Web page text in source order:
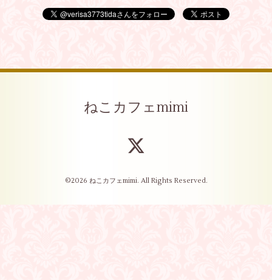
ねこカフェmimi
©2026 ねこカフェmimi. All Rights Reserved.